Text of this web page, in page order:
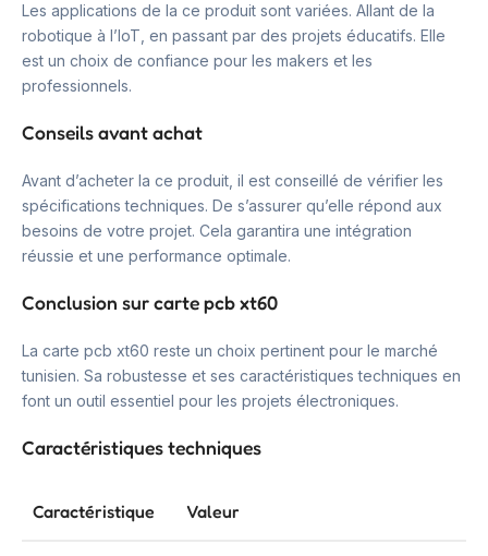
Les applications de la ce produit sont variées. Allant de la
robotique à l’IoT, en passant par des projets éducatifs. Elle
est un choix de confiance pour les makers et les
professionnels.
Conseils avant achat
Avant d’acheter la ce produit, il est conseillé de vérifier les
spécifications techniques. De s’assurer qu’elle répond aux
besoins de votre projet. Cela garantira une intégration
réussie et une performance optimale.
Conclusion sur carte pcb xt60
La carte pcb xt60 reste un choix pertinent pour le marché
tunisien. Sa robustesse et ses caractéristiques techniques en
font un outil essentiel pour les projets électroniques.
Caractéristiques techniques
Caractéristique Valeur